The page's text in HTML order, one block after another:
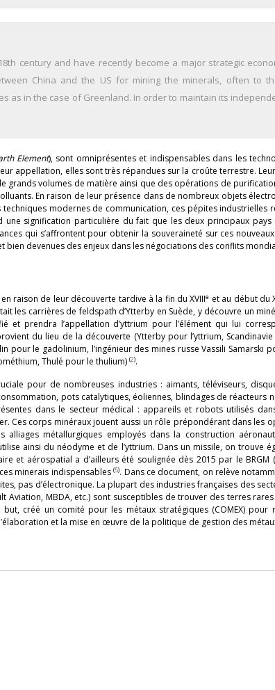
century and have recently become a major strategic
China and the US for mining the minerals, often to
as in the case of Greenland. In order to maintain its
Element), sont omniprésentes et indispensables dans les
appellation, elles sont très répandues sur la croûte terrestre.
grands volumes de matière ainsi que des opérations de
En raison de leur présence dans de nombreux objets
modernes de communication, ces pépites industrielles
une signification particulière du fait que les deux principaux
qui s’affrontent pour obtenir la souveraineté sur ces
devenues des enjeux dans les négociations des conflits
raison de leur découverte tardive à la fin du XVIIIe et au début du
les carrières de feldspath d’Ytterby en Suède, y découvre un
et prendra l’appellation d’yttrium pour l’élément qui lui
du lieu de la découverte (Ytterby pour l’yttrium,
pour le gadolinium, l’ingénieur des mines russe Vassili Samarski
Thulé pour le thulium) (2).
pour de nombreuses industries : aimants, téléviseurs,
pots catalytiques, éoliennes, blindages de réacteurs
dans le secteur médical : appareils et robots utilisés
Ces corps minéraux jouent aussi un rôle prépondérant dans les
métallurgiques employés dans la construction
ainsi du néodyme et de l’yttrium. Dans un missile, on trouve
et aérospatial a d’ailleurs été soulignée dès 2015 par le BRGM
minerais indispensables(5). Dans ce document, on relève
pas d’électronique. La plupart des industries françaises des
Aviation, MBDA, etc.) sont susceptibles de trouver des terres rares
créé un comité pour les métaux stratégiques (COMEX)
et la mise en œuvre de la politique de gestion des